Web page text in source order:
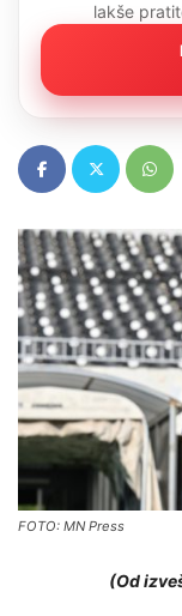
lakše
FOTO: MN Press
(Od